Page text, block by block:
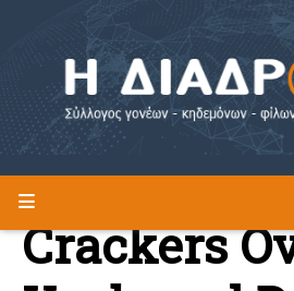
Η ΔΙΑΔΡΟΜΗ
Crackers